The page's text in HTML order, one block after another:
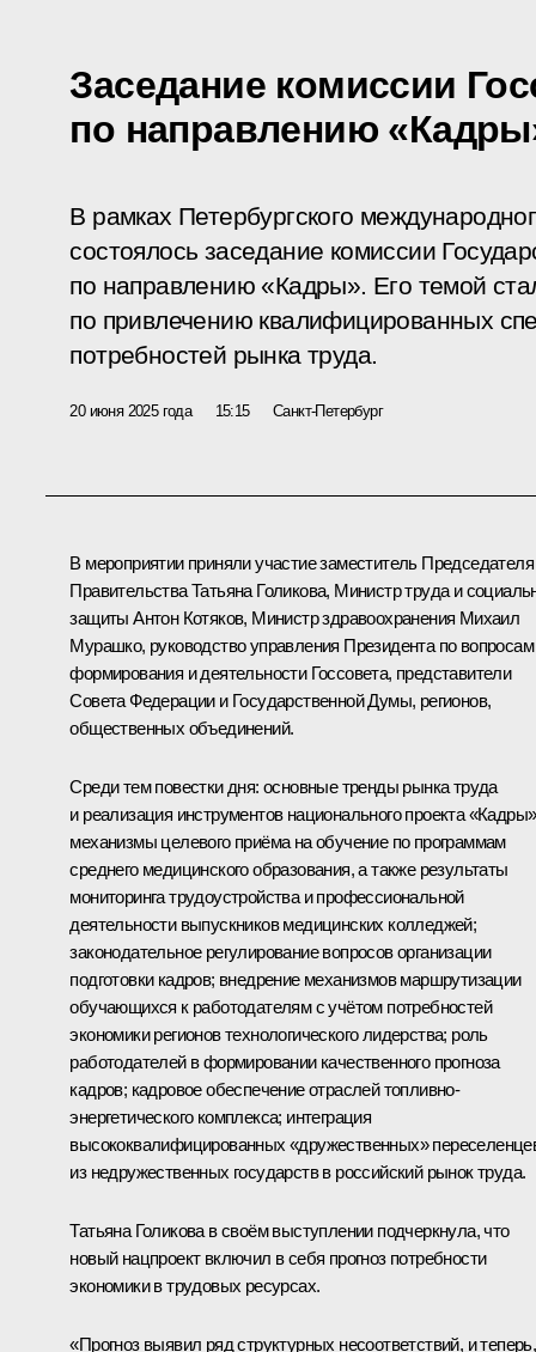
Заседание комиссии
по направлению
В рамках Петербургского
состоялось заседание комиссии
по направлению «Кадры». Его темой
по привлечению квалифицированных
потребностей рынка труда.
20 июня 2025 года 15:15 Санкт-Петербург
В мероприятии приняли участие заместитель Председателя
ПравительстваТатьяна Голикова, Министр труда и
защитыАнтон Котяков, Министр здравоохранения Михаил
Мурашко, руководство управления Президента по вопросам
формирования и деятельности Госсовета, представители
Совета Федерации и Государственной Думы, регионов,
общественных объединений.
Среди тем повестки дня: основные тренды рынка труда
и реализация инструментов национального проекта
механизмы целевого приёма на обучение по программам
среднего медицинского образования, а также результаты
мониторинга трудоустройства и профессиональной
деятельности выпускников медицинских колледжей;
законодательное регулирование вопросов организации
подготовки кадров; внедрение механизмов маршрутизации
обучающихся к работодателям с учётом потребностей
экономики регионов технологического лидерства; роль
работодателей в формировании качественного прогноза
кадров; кадровое обеспечение отраслей топливно-
энергетического комплекса; интеграция
высококвалифицированных «дружественных»
из недружественных государств в российский рынок труда.
Татьяна Голикова в своём выступлении подчеркнула, что
новый нацпроект включил в себя прогноз потребности
экономики в трудовых ресурсах.
«Прогноз выявил ряд структурных несоответствий, и теперь,